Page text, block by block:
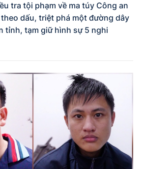
tra tội phạm về ma túy Công an
dấu, triệt phá một đường dây
tỉnh, tạm giữ hình sự 5 nghi